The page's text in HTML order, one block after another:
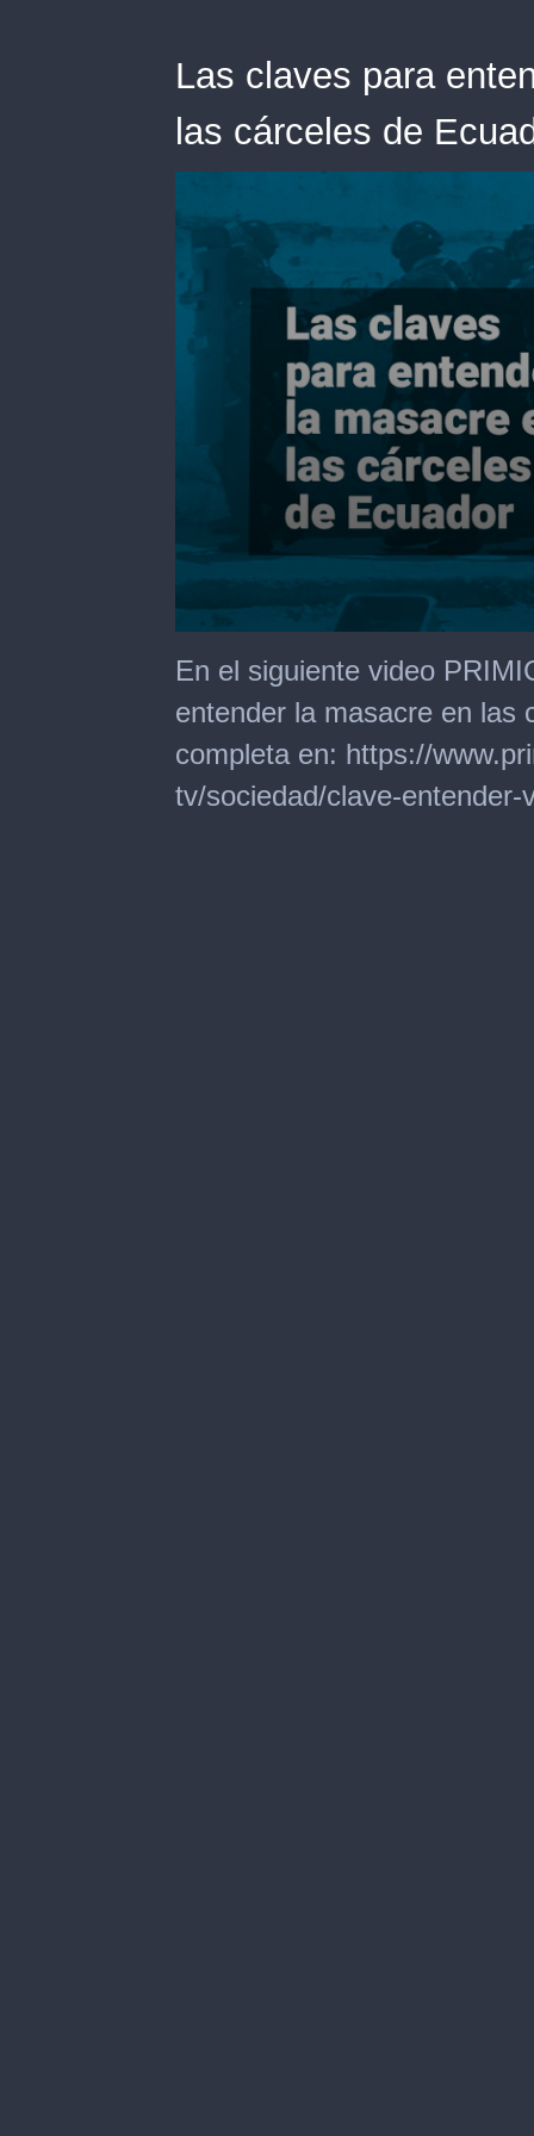
Las claves para
las cárceles de
seconds
of
minutes,
seconds
En el siguiente video
entender la masacre en las
completa en: https://
tv/sociedad/clave-